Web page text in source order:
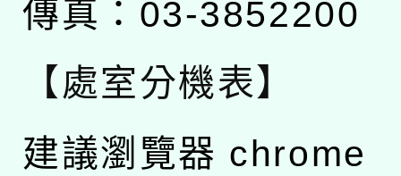
傳真：03-3852200
【處室分機表】
建議瀏覽器 chrome